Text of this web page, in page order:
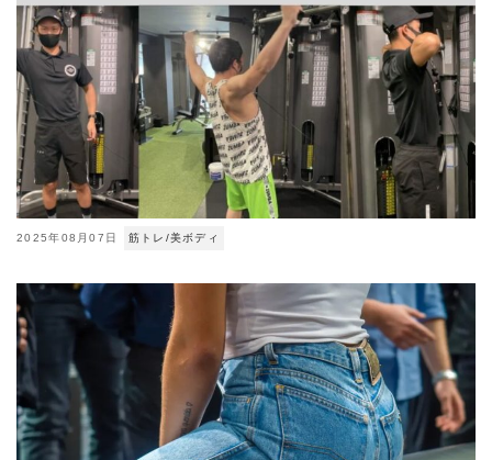
2025年08月07日 筋トレ/美ボディ